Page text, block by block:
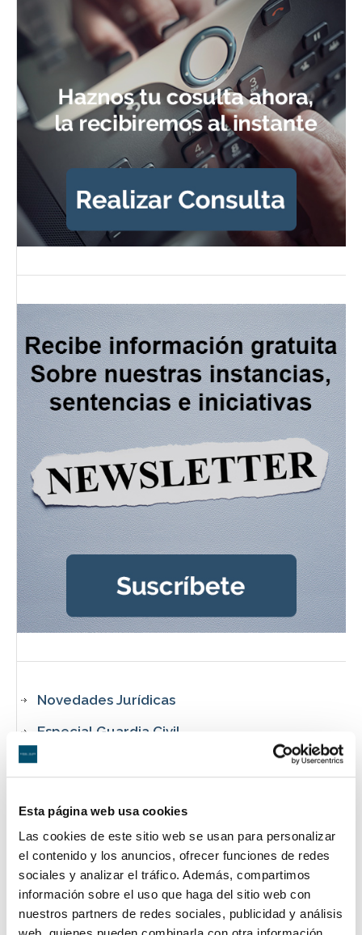
Esta página web usa cookies
Las cookies de este sitio web se usan para personalizar
el contenido y los anuncios, ofrecer funciones de redes
sociales y analizar el tráfico. Además, compartimos
información sobre el uso que haga del sitio web con
nuestros partners de redes sociales, publicidad y análisis
Novedades Jurídicas
Especial Guardia Civil
Descargas
Nuestras Sentencias
Áreas de Práctica